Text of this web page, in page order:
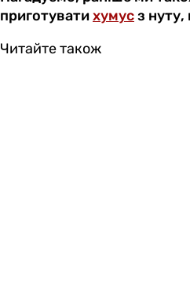
приготуватихумусз нуту,
Читайте також